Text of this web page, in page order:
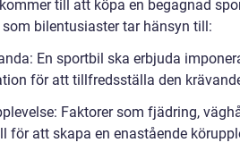
till att köpa en begagnad
bilentusiaster tar hänsyn till:
En sportbil ska erbjuda
för att tillfredsställa den
Faktorer som fjädring,
för att skapa en enastående